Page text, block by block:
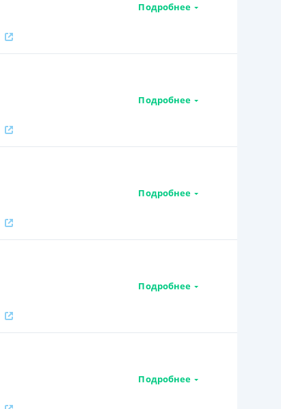
Подробнее
Подробнее
Подробнее
Подробнее
Подробнее